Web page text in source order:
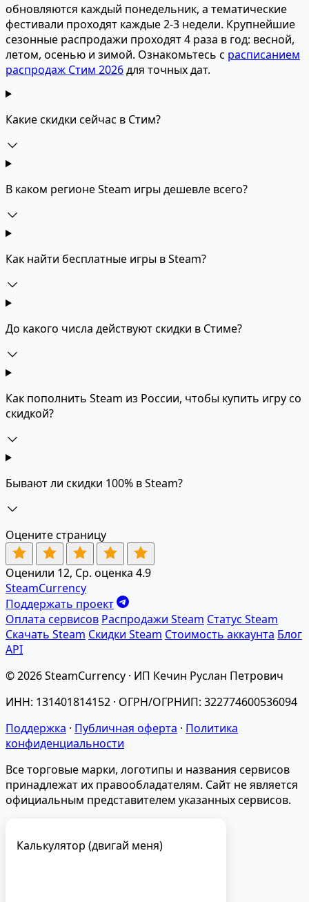
обновляются каждый понедельник, а тематические
фестивали проходят каждые 2-3 недели. Крупнейшие
сезонные распродажи проходят 4 раза в год: весной,
летом, осенью и зимой. Ознакомьтесь с расписанием
распродаж Стим 2026для точных дат.
Какие скидки сейчас в Стим?
В каком регионе Steam игры дешевле всего?
Как найти бесплатные игры в Steam?
До какого числа действуют скидки в Стиме?
Как пополнить Steam из России, чтобы купить игру со
скидкой?
Бывают ли скидки 100% в Steam?
Оцените страницу
Оценили 12, Ср. оценка 4.9
SteamCurrency
Поддержать проект
Оплата сервисов Распродажи Steam Статус Steam
Скачать Steam Скидки Steam Стоимость аккаунта Блог
API
© 2026 SteamCurrency · ИП Кечин Руслан Петрович
ИНН: 131401814152 · ОГРН/ОГРНИП: 322774600536094
Поддержка · Публичная оферта · Политика
конфиденциальности
Все торговые марки, логотипы и названия сервисов
принадлежат их правообладателям. Сайт не является
официальным представителем указанных сервисов.
Калькулятор (двигай меня)